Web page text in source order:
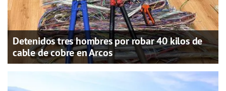
Detenidos tres hombres por robar 40 kilos de
cable de cobre en Arcos